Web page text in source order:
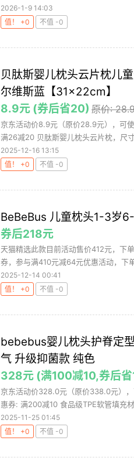
2026-1-9 14:03
值！ +0
不值 -0
贝肽斯婴儿枕头云片枕儿
尔维斯蓝【31×22cm】
8.9元 (券后省20) 原价:
京东活动价8.9元（原价28.9元），可
满26减20 贝肽斯婴儿枕头云片枕，尺
2025-12-16 13:15
值！ +0
不值 -0
BeBeBus 儿童枕头1-3岁
券后218元
天猫精选此款目前活动售价412元，下
券，参与满410元减64元优惠活动，下
2025-12-14 00:41
值！ +0
不值 -0
bebebus婴儿枕头护脊定
气 升级抑菌款 纯色
328元 (满100减10,券后
京东活动价328.0元（原价338.0元）
惠券: 满200减10 食品级TPE软管填充
2025-11-25 01:45
值！ +0
不值 -0